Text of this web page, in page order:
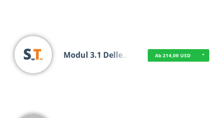
Modul 3.1 Delle… Ab 214,09 USD